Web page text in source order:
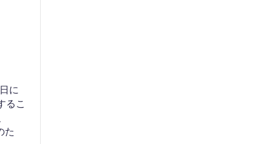
に
るこ
た